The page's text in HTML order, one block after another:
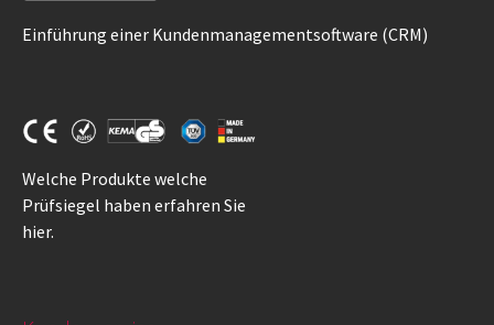
Einführung einer Kundenmanagementsoftware (CRM)
Welche Produkte welche
Prüfsiegel haben erfahren Sie
hier.